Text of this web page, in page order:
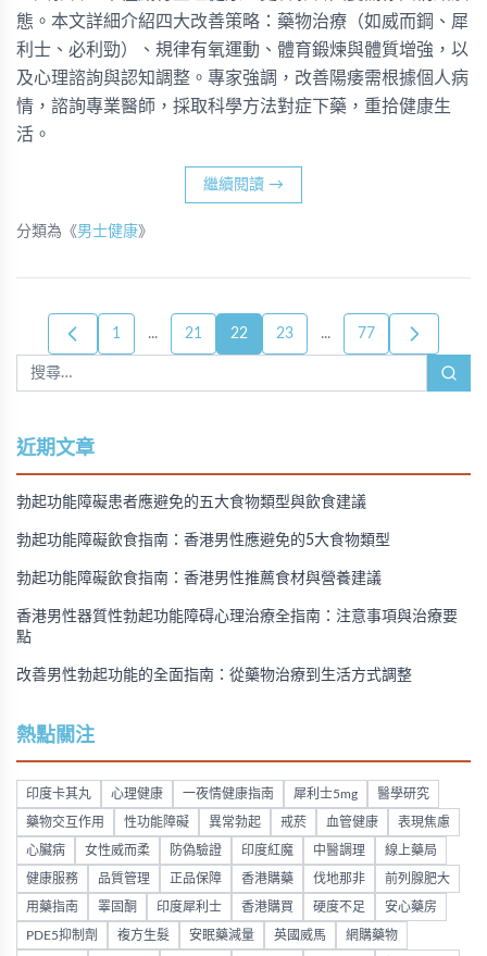
態。本文詳細介紹四大改善策略：藥物治療（如威而鋼、犀
利士、必利勁）、規律有氧運動、體育鍛煉與體質增強，以
及心理諮詢與認知調整。專家強調，改善陽痿需根據個人病
情，諮詢專業醫師，採取科學方法對症下藥，重拾健康生
活。
繼續閱讀 →
分類為《男士健康》
1 ... 21 22 23 ... 77
近期文章
勃起功能障礙患者應避免的五大食物類型與飲食建議
勃起功能障礙飲食指南：香港男性應避免的5大食物類型
勃起功能障礙飲食指南：香港男性推薦食材與營養建議
香港男性器質性勃起功能障碍心理治療全指南：注意事項與治療要
點
改善男性勃起功能的全面指南：從藥物治療到生活方式調整
熱點關注
印度卡其丸 心理健康 一夜情健康指南 犀利士5mg 醫學研究
藥物交互作用 性功能障礙 異常勃起 戒菸 血管健康 表現焦慮
心臟病 女性威而柔 防偽驗證 印度紅魔 中醫調理 線上藥局
健康服務 品質管理 正品保障 香港購藥 伐地那非 前列腺肥大
用藥指南 睪固酮 印度犀利士 香港購買 硬度不足 安心藥房
PDE5抑制劑 複方生髮 安眠藥減量 英國威馬 網購藥物